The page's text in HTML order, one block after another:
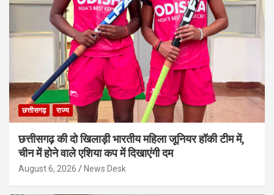
छत्तीसगढ़ राज्य
छत्तीसगढ़ की दो खिलाड़ी भारतीय महिला जूनियर हॉकी टीम में,
चीन में होने वाले एशिया कप में दिखाएंगी दम
August 6, 2026 News Desk